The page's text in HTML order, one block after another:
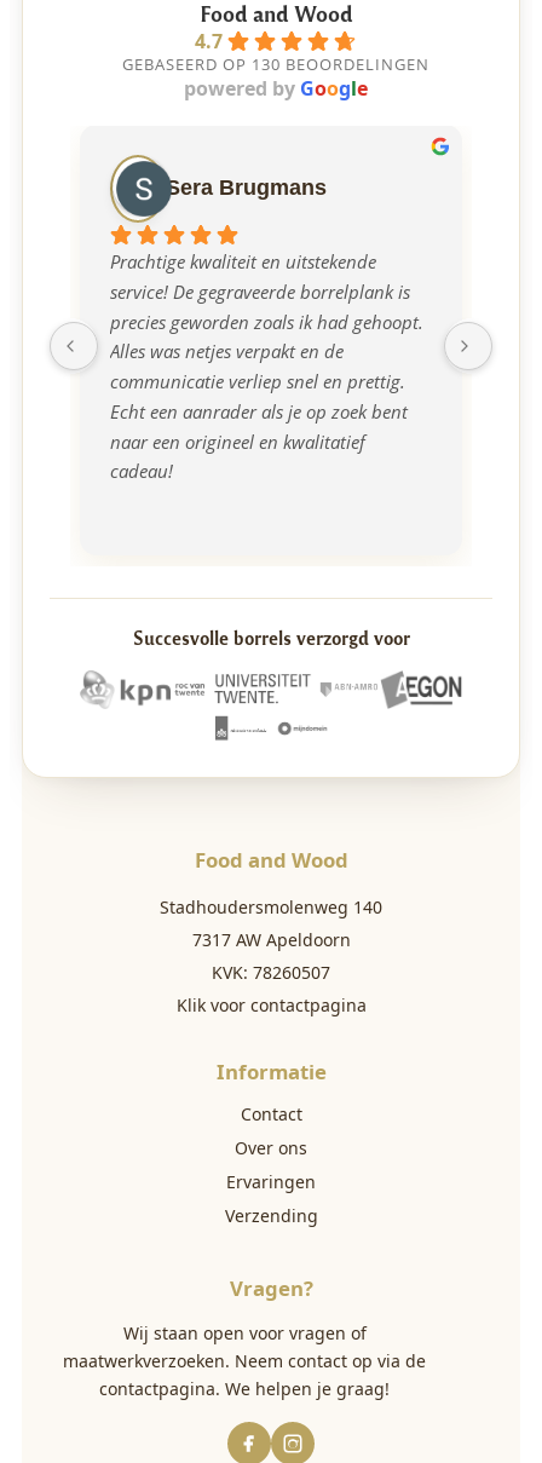
Food and Wood
4.7
GEBASEERD OP 130 BEOORDELINGEN
powered by Google
Sera Brugmans
Prachtige kwaliteit en uitstekende
service! De gegraveerde borrelplank is
precies geworden zoals ik had gehoopt.
Alles was netjes verpakt en de
communicatie verliep snel en prettig.
Echt een aanrader als je op zoek bent
naar een origineel en kwalitatief
cadeau!
Succesvolle borrels verzorgd voor
Food and Wood
Stadhoudersmolenweg 140
7317 AW Apeldoorn
KVK: 78260507
Klik voor contactpagina
Informatie
Contact
Over ons
Ervaringen
Verzending
Vragen?
Wij staan open voor vragen of
maatwerkverzoeken. Neem contact op via de
contactpagina. We helpen je graag!